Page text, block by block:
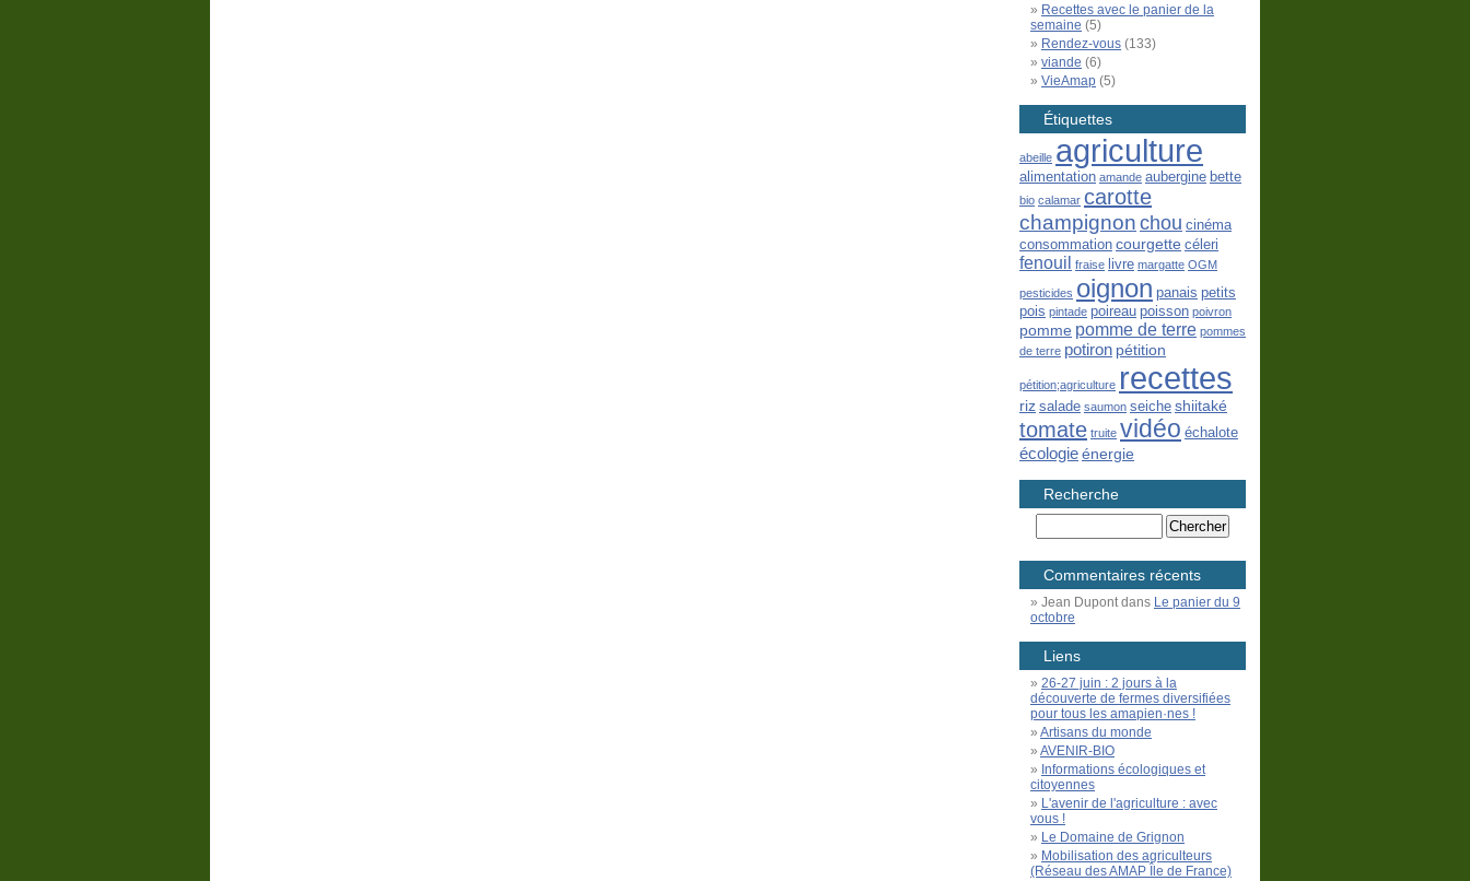
Recettes avec le panier de la
semaine (5)
Rendez-vous (133)
viande (6)
VieAmap (5)
Étiquettes
abeille agriculture
alimentation amande aubergine bette
bio calamar carotte
champignon chou cinéma
consommation courgette céleri
fenouil fraise livre margatte OGM
pesticides oignon panais petits
pois pintade poireau poisson poivron
pomme pomme de terre pommes
de terre potiron pétition
pétition;agriculture recettes
riz salade saumon seiche shiitaké
tomate truite vidéo échalote
écologieénergie
Recherche
Commentaires récents
Jean Dupontdans Le panier du 9
octobre
Liens
26-27 juin : 2 jours à la
découverte de fermes diversifiées
pour tous les amapien·nes !
Artisans du monde
AVENIR-BIO
Informations écologiques et
citoyennes
L'avenir de l'agriculture : avec
vous !
Le Domaine de Grignon
Mobilisation des agriculteurs
(Réseau des AMAP Île de France)